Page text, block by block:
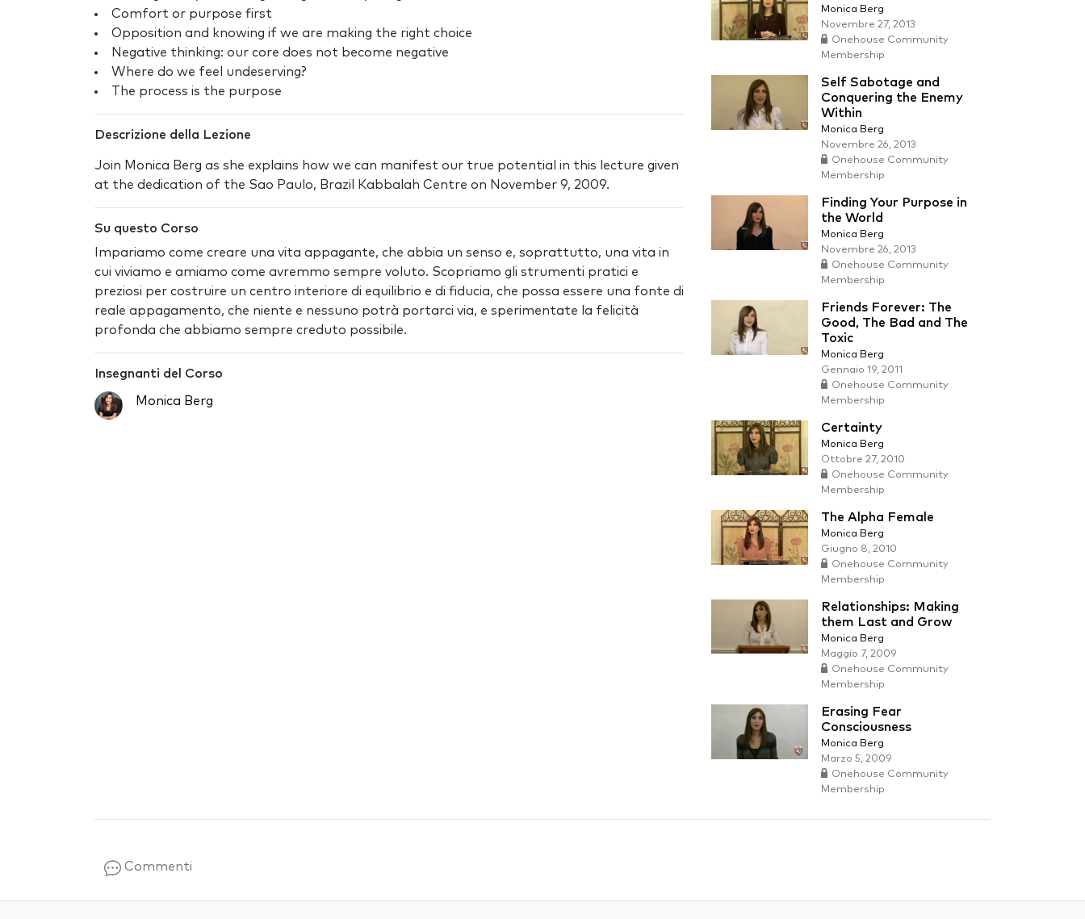
Comfort or purpose first
Opposition and knowing if we are making the right choice
Negative thinking: our core does not become negative
Where do we feel undeserving?
The process is the purpose
Descrizione della Lezione
Join Monica Berg as she explains how we can manifest our true potential in this lecture given
at the dedication of the Sao Paulo, Brazil Kabbalah Centre on November 9, 2009.
Su questo Corso
Impariamo come creare una vita appagante, che abbia un senso e, soprattutto, una vita in
cui viviamo e amiamo come avremmo sempre voluto. Scopriamo gli strumenti pratici e
preziosi per costruire un centro interiore di equilibrio e di fiducia, che possa essere una fonte di
reale appagamento, che niente e nessuno potrà portarci via, e sperimentate la felicità
profonda che abbiamo sempre creduto possibile.
Insegnanti del Corso
Monica Berg
Monica Berg
Novembre 27, 2013
Onehouse Community
Membership
Self Sabotage and
Conquering the Enemy
Within
Monica Berg
Novembre 26, 2013
Onehouse Community
Membership
Finding Your Purpose in
the World
Monica Berg
Novembre 26, 2013
Onehouse Community
Membership
Friends Forever: The
Good, The Bad and The
Toxic
Monica Berg
Gennaio 19, 2011
Onehouse Community
Membership
Certainty
Monica Berg
Ottobre 27, 2010
Onehouse Community
Membership
The Alpha Female
Monica Berg
Giugno 8, 2010
Onehouse Community
Membership
Relationships: Making
them Last and Grow
Monica Berg
Maggio 7, 2009
Onehouse Community
Membership
Erasing Fear
Consciousness
Monica Berg
Marzo 5, 2009
Onehouse Community
Membership
Commenti